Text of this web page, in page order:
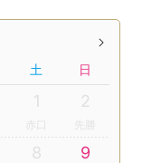
土 日
1 2
8 9